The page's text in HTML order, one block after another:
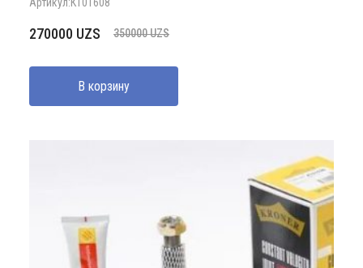
350000UZS
Первоначальная
составляла
350000 UZS.
270000 UZS
Текущая
270000 UZS.
В корзину